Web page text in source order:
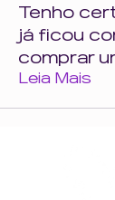
Tenho
já ficou
comprar
Leia Mais